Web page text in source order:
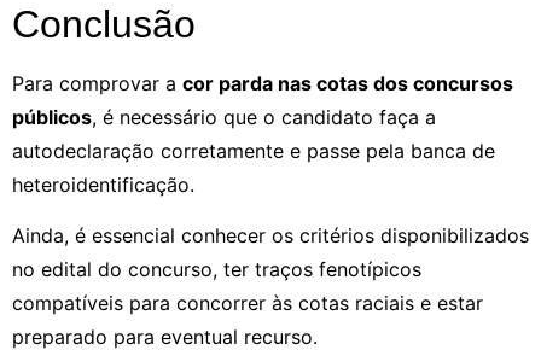
Conclusão
Para comprovar a cor parda nas cotas dos concursos
públicos, é necessário que o candidato faça a
autodeclaração corretamente e passe pela banca de
heteroidentificação.
Ainda, é essencial conhecer os critérios disponibilizados
no edital do concurso, ter traços fenotípicos
compatíveis para concorrer às cotas raciais e estar
preparado para eventual recurso.